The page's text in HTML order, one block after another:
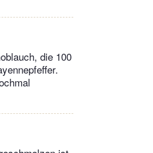
die 100